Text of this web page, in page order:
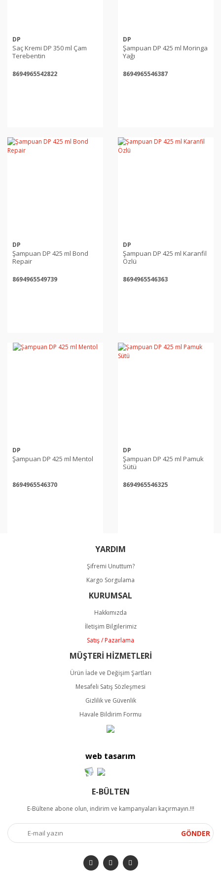
DP
Saç Kremi DP 350 ml Çam
Terebentin
8694965542822
DP
Şampuan DP 425 ml Moringa
Yağı
8694965546387
DP
Şampuan DP 425 ml Bond
Repair
8694965549739
DP
Şampuan DP 425 ml Karanfil
Özlü
8694965546363
DP
Şampuan DP 425 ml Mentol
8694965546370
DP
Şampuan DP 425 ml Pamuk
Sütü
8694965546325
YARDIM
Şifremi Unuttum?
Kargo Sorgulama
KURUMSAL
Hakkımızda
İletişim Bilgilerimiz
Satış / Pazarlama
MÜŞTERİ HİZMETLERİ
Ürün İade ve Değişim Şartları
Mesafeli Satış Sözleşmesi
Gizlilik ve Güvenlik
Havale Bildirim Formu
web tasarım
E-BÜLTEN
E-Bültene abone olun, indirim ve kampanyaları kaçırmayın.!!!
GÖNDER